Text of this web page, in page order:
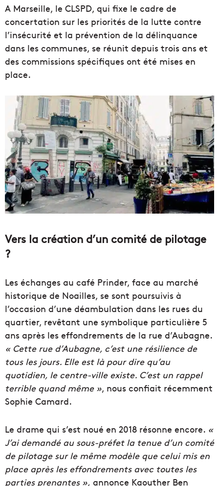
A Marseille, le CLSPD, qui fixe le cadre de
concertation sur les priorités de la lutte contre
l’insécurité et la prévention de la délinquance
dans les communes, se réunit depuis trois ans et
des commissions spécifiques ont été mises en
place.
Vers la création d’un comité de pilotage
?
Les échanges au café Prinder, face au marché
historique de Noailles, se sont poursuivis à
l’occasion d’une déambulation dans les rues du
quartier, revêtant une symbolique particulière 5
ans après les effondrements de la rue d’Aubagne.
« Cette rue d’Aubagne, c’est une résilience de
tous les jours. Elle est là pour dire qu’au
quotidien, le centre-ville existe. C’est un rappel
terrible quand même », nous confiait récemment
Sophie Camard.
Le drame qui s’est noué en 2018 résonne encore. «
J’ai demandé au sous-préfet la tenue d’un comité
de pilotage sur le même modèle que celui mis en
place après les effondrements avec toutes les
parties prenantes », annonce Kaouther Ben